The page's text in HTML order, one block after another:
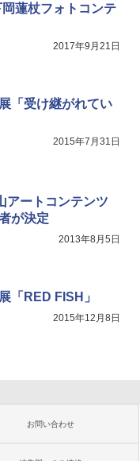
蓮杖フォトコンテ
2017年9月21日
「受け継がれてい
2015年7月31日
アートコンテンツ
が決定
2013年8月5日
「RED FISH」
2015年12月8日
お問い合わせ